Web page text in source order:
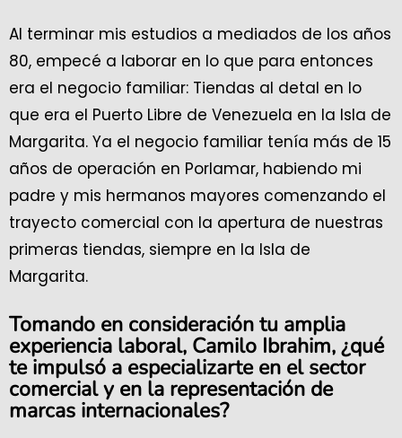
Al terminar mis estudios a mediados de los años
80, empecé a laborar en lo que para entonces
era el negocio familiar: Tiendas al detal en lo
que era el Puerto Libre de Venezuela en la Isla de
Margarita. Ya el negocio familiar tenía más de 15
años de operación en Porlamar, habiendo mi
padre y mis hermanos mayores comenzando el
trayecto comercial con la apertura de nuestras
primeras tiendas, siempre en la Isla de
Margarita.
Tomando en consideración tu amplia
experiencia laboral, Camilo Ibrahim, ¿qué
te impulsó a especializarte en el sector
comercial y en la representación de
marcas internacionales?